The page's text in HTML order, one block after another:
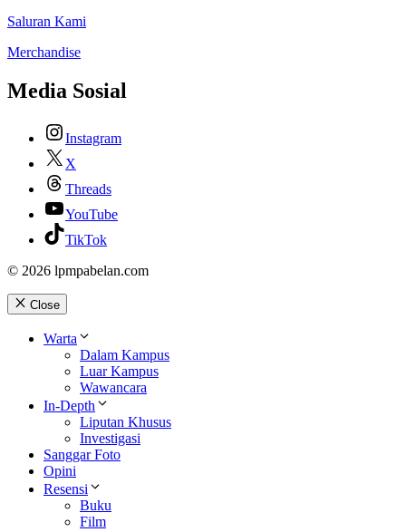
Saluran Kami
Merchandise
Media Sosial
Instagram
X
Threads
YouTube
TikTok
© 2026 lpmpabelan.com
Close
Warta
Dalam Kampus
Luar Kampus
Wawancara
In-Depth
Liputan Khusus
Investigasi
Sanggar Foto
Opini
Resensi
Buku
Film